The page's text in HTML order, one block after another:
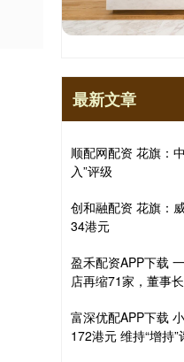
最新文章
顺配网配资 花旗：
入”评级
创和融配资 花旗：
34港元
盈禾配资APP下载
店再缩71家，董事
富深优配APP下载
172港元 维持“增持”